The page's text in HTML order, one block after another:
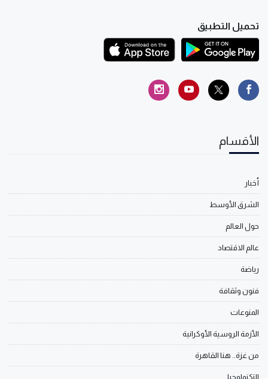
تحميل التطبيق
الأقسام
أخبار
الشرق الأوسط
حول العالم
عالم الاقتصاد
رياضة
فنون وثقافة
المنوعات
الأزمة الروسية الأوكرانية
من غزة.. هنا القاهرة
التكنولوجيا